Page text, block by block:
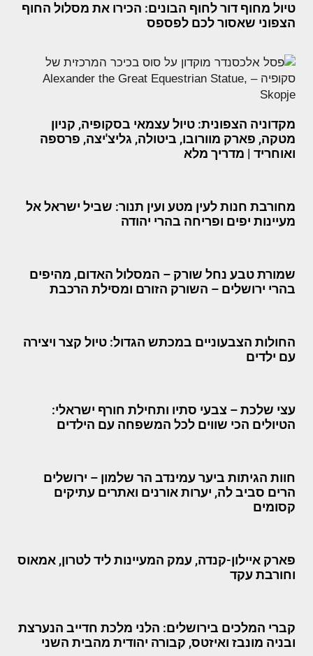
טיול מחוף דור לחוף הבונים: הכירו את מסלול החוף
הצפוני שאסור לכם לפספס
מקדוניה הצפונית: טיול עצמאי בסקופיה, קניון
מטקה, פארק מוורובו, ביטולה, גליצ'יצה, פרספה
ואוחריד | מדריך מלא
מחורבת חנות לעין מטע ועין תנור: שביל ישראל אל
מעיינות יפים ופריחה בהרי יהודה
שמורת טבע נחל שורק – המסלול האדום, מהיפים
בהרי ירושלים – השורק הזורם ומסילת הרכבת
החולות הצבעוניים במכתש הגדול: טיול קצר ויצירה
עם ילדים
עצי שלכת – צבעי סתיו ותחילת חורף ישראלי:
הטיולים הכי שווים לכל המשפחה עם הילדים
חוות הגיתות ביער עמינדב הר שלמון – ירושלים
הרים סביב לה, יערות אורנים ואתרים עתיקים
קסומים
פארק איילון-קנדה, עמק המעיינות ליד לטרון, אמאוס
וחורבת עקד
קברי המלכים בירושלים: הלני מלכת חדייב הנערצת
ובניה מונבז ואיזטס, קבורה יהודית מהבית השני